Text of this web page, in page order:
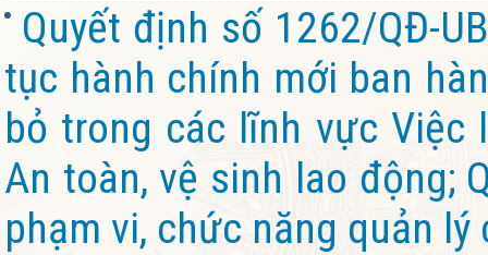
Quyết định số 1262/QĐ-
tục hành chính mới ban
bỏ trong các lĩnh vực Việc
An toàn, vệ sinh lao động;
phạm vi, chức năng quản